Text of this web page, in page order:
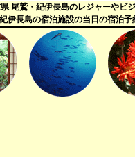
尾鷲・紀伊長島のレジャーやビ
伊長島の宿泊施設の当日の宿泊